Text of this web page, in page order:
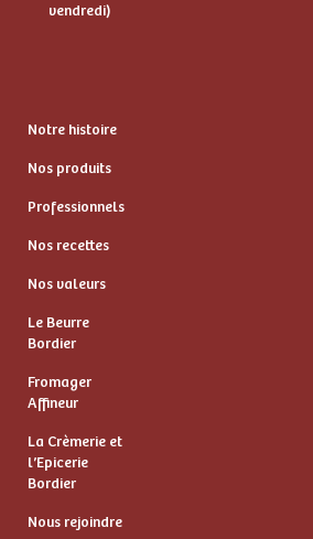
vendredi)
Notre histoire
Nos produits
Professionnels
Nos recettes
Nos valeurs
Le Beurre
Bordier
Fromager
Affineur
La Crèmerie et
l’Epicerie
Bordier
Nous rejoindre